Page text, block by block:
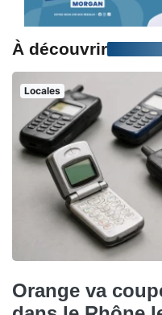
À découvrir
Locales
Orange va